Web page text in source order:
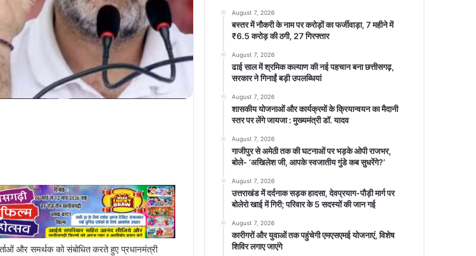
और समर्थक को संबोधित करते हुए प्रधानमंत्री
August 7, 2026
बस्तर में नौकरी के नाम पर करोड़ों का फर्जीवाड़ा, 7 महीने में
₹6.5 करोड़ की ठगी, 27 गिरफ्तार
August 7, 2026
ढाई साल में श्रमिक कल्याण की नई पहचान बना छत्तीसगढ़,
सरकार ने गिनाईं बड़ी उपलब्धियां
August 7, 2026
शासकीय योजनाओं और कार्यक्रमों के क्रियान्वयन का मैदानी
स्तर पर लेंगे जायजा : मुख्यमंत्री डॉ. यादव
August 7, 2026
गाजीपुर से अमेठी तक की घटनाओं पर भड़के ओपी राजभर,
बोले- ‘अखिलेश जी, आपके स्वजातीय गुंडे कब सुधरेंगे?’
August 7, 2026
उत्तराखंड में दर्दनाक सड़क हादसा, देवप्रयाग-पौड़ी मार्ग पर
बोलेरो खाई में गिरी; परिवार के 5 सदस्यों की जान गई
August 7, 2026
कारीगरों और युवाओं तक पहुंचेगी एमएसएमई योजनाएं, विशेष
शिविर लगाए जाएंगे